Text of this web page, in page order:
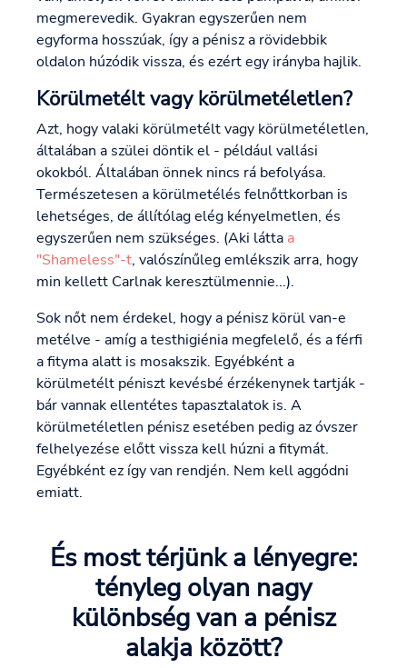
megmerevedik. Gyakran egyszerűen nem
egyforma hosszúak, így a pénisz a rövidebbik
oldalon húzódik vissza, és ezért egy irányba hajlik.
Körülmetélt vagy körülmetéletlen?
Azt, hogy valaki körülmetélt vagy körülmetéletlen,
általában a szülei döntik el - például vallási
okokból. Általában önnek nincs rá befolyása.
Természetesen a körülmetélés felnőttkorban is
lehetséges, de állítólag elég kényelmetlen, és
egyszerűen nem szükséges. (Aki látta a
"Shameless"-t, valószínűleg emlékszik arra, hogy
min kellett Carlnak keresztülmennie...).
Sok nőt nem érdekel, hogy a pénisz körül van-e
metélve - amíg a testhigiénia megfelelő, és a férfi
a fityma alatt is mosakszik. Egyébként a
körülmetélt péniszt kevésbé érzékenynek tartják -
bár vannak ellentétes tapasztalatok is. A
körülmetéletlen pénisz esetében pedig az óvszer
felhelyezése előtt vissza kell húzni a fitymát.
Egyébként ez így van rendjén. Nem kell aggódni
emiatt.
És most térjünk a lényegre:
tényleg olyan nagy
különbség van a pénisz
alakja között?